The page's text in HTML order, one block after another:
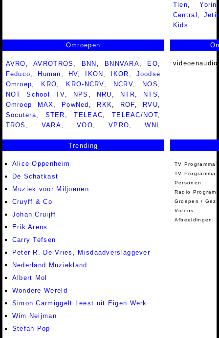
Tien ,Yorin
Central
Kids
Omroepen
AVRO ,AVROTROS , BNN , BNNVARA, EO,
Feduco, Human , HV, IKON , IKOR , Joodse
Omroep, KRO, KRO-NCRV, NCRV, NOS ,
NOT School TV, NPS , NRU , NTR, NTS ,
Omroep MAX, PowNed , RKK, ROF, RVU,
Socutera, STER ,TELEAC, TELEAC/NOT,
TROS , VARA,VOO,VPRO,WNL
Trending
Alice Oppenheim
De Schatkast
Muziek voor Miljoenen
Cruyff & Co
Johan Cruijff
Erik Arens
Carry Tefsen
Peter R. De Vries, Misdaadverslaggever
Nederland Muziekland
Albert Mol
Wondere Wereld
Simon Carmiggelt Leest uit Eigen Werk
Wim Neijman
Stefan Pop
TV
TV Programma
Personen:
Radio
Groepen /
Videos:
Afbeeldingen: